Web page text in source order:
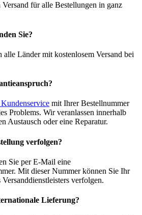
für alle Bestellungen in ganz
Sie?
Länder mit kostenlosem Versand bei
mit Ihrer Bestellnummer
Problems. Wir veranlassen innerhalb
Austausch oder eine Reparatur.
verfolgen?
Sie per E-Mail eine
Mit dieser Nummer können Sie Ihr
verfolgen.
Lieferung?